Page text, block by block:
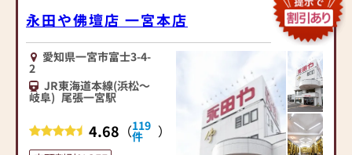
タッフが丁寧に対応いたし
ます。
「今あるお墓を大切に守り
たい」「将来の供養を考え
たい」など、どのようなお
悩みでもお気軽にご相談く
験豊富なスタッフが、誠実
にお手伝いいたします。
【墓石、お洗濯】
墓石・お洗濯・ご相談のみ
でも大丈夫です！！
わからないことがございま
したら、どんな事でもお気
軽にご相談ください
三弘法 第一番根本霊場 遍照
永田や佛壇店 一宮本店
愛知県一宮市富士3-4-
2
JR東海道本線(浜松～
岐阜) 尾張一宮駅
4.68 （119
件 ）